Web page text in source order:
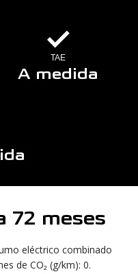
TAE
A medida
72 meses
eléctrico combinado
de CO₂ (g/km): 0.